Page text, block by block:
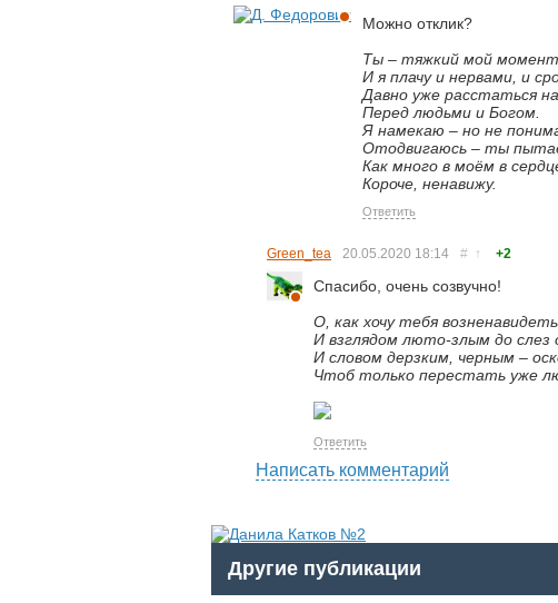
Можно отклик?
Ты – тяжкий мой
И я плачу и нервами, и
Давно уже расстаться
Перед людьми и Богом.
Я намекаю – но не
Отодвигаюсь – ты
Как много в моём в
Короче, ненавижу.
Ответить
Green_tea 20.05.2020 18:14 # ↑ +2
Спасибо, очень созвучно!
О, как хочу тебя возненавидеть,
И взглядом люто-злым до слез
И словом дерзким, черным –
Чтоб только перестать уже
Ответить
Написать комментарий
Другие публикации